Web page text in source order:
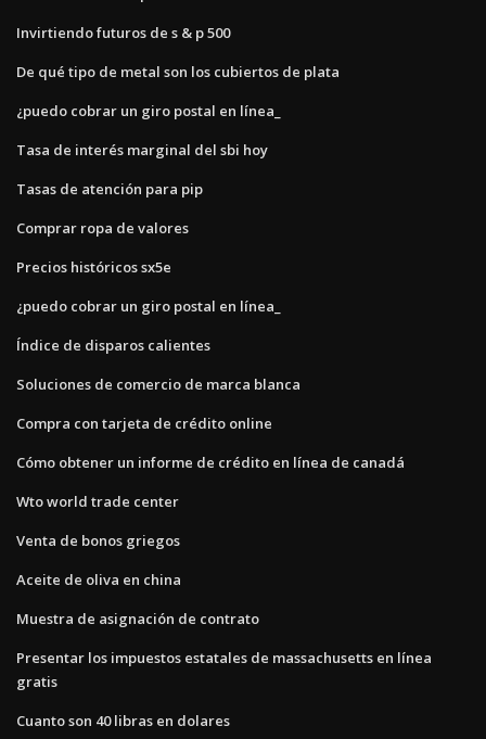
Invirtiendo futuros de s & p 500
De qué tipo de metal son los cubiertos de plata
¿puedo cobrar un giro postal en línea_
Tasa de interés marginal del sbi hoy
Tasas de atención para pip
Comprar ropa de valores
Precios históricos sx5e
¿puedo cobrar un giro postal en línea_
Índice de disparos calientes
Soluciones de comercio de marca blanca
Compra con tarjeta de crédito online
Cómo obtener un informe de crédito en línea de canadá
Wto world trade center
Venta de bonos griegos
Aceite de oliva en china
Muestra de asignación de contrato
Presentar los impuestos estatales de massachusetts en línea
gratis
Cuanto son 40 libras en dolares